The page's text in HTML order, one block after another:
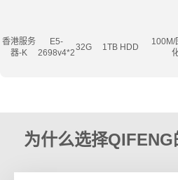
香港服务
器-K
E5-
2698v4*2
32G 1TB HDD
100M/
为什么选择QIFENG